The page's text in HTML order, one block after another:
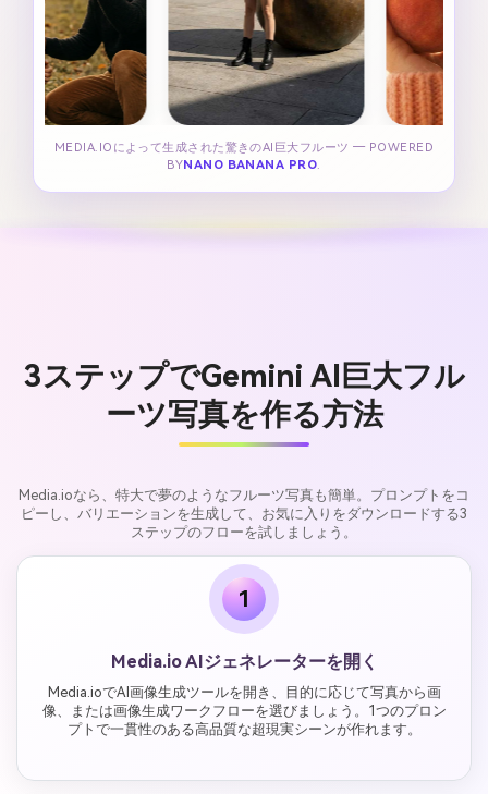
MEDIA.IOによって生成された驚きのAI巨大フルーツ ― POWERED
BYNANO BANANA PRO.
3ステップでGemini AI巨大フル
ーツ写真を作る方法
Media.ioなら、特大で夢のようなフルーツ写真も簡単。プロンプトをコ
ピーし、バリエーションを生成して、お気に入りをダウンロードする3
ステップのフローを試しましょう。
1
Media.io AIジェネレーターを開く
Media.ioでAI画像生成ツールを開き、目的に応じて写真から画
像、または画像生成ワークフローを選びましょう。1つのプロン
プトで一貫性のある高品質な超現実シーンが作れます。